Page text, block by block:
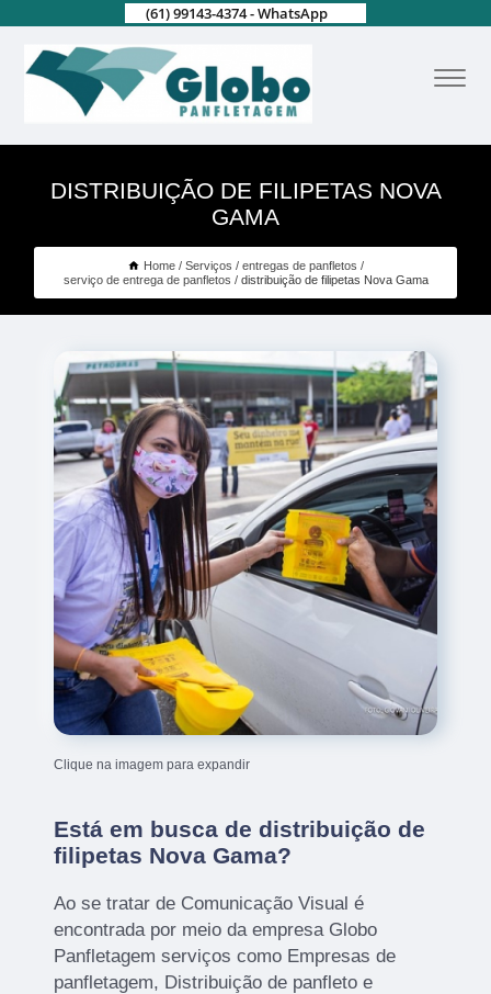
(61) 99143-4374 - WhatsApp
DISTRIBUIÇÃO DE FILIPETAS NOVA
GAMA
Home Serviços
entregas de panfletos
serviço de entrega de panfletos
distribuição de filipetas Nova Gama
Clique na imagem para expandir
Está em busca de distribuição de
filipetas Nova Gama?
Ao se tratar de Comunicação Visual é
encontrada por meio da empresa Globo
Panfletagem serviços como Empresas de
panfletagem, Distribuição de panfleto e